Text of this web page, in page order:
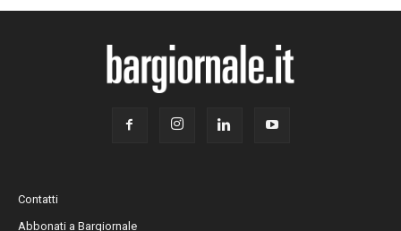
Contatti
Abbonati a Bargiornale